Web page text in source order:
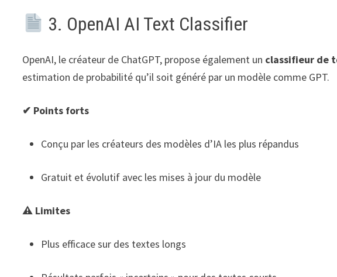
3. OpenAI AI Text Classifier
OpenAI, le créateur de ChatGPT, propose également un classifieur de
estimation de probabilité qu’il soit généré par un modèle comme GPT.
✔ Points forts
Conçu par les créateurs des modèles d’IA les plus répandus
Gratuit et évolutif avec les mises à jour du modèle
⚠ Limites
Plus efficace sur des textes longs